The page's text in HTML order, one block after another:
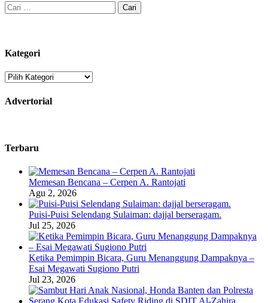
Cari
untuk:
Kategori
Kategori
Advertorial
Terbaru
Memesan Bencana – Cerpen A. Rantojati
Agu 2, 2026
Puisi-Puisi Selendang Sulaiman: dajjal berseragam.
Jul 25, 2026
Ketika Pemimpin Bicara, Guru Menanggung Dampaknya –
Esai Megawati Sugiono Putri
Jul 23, 2026